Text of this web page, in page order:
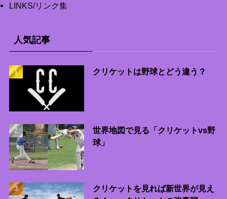
LINKS/リンク集
人気記事
クリケットは野球とどう違う？
世界地図で見る「クリケットvs野
球」
クリケットを見れば新世界が見え